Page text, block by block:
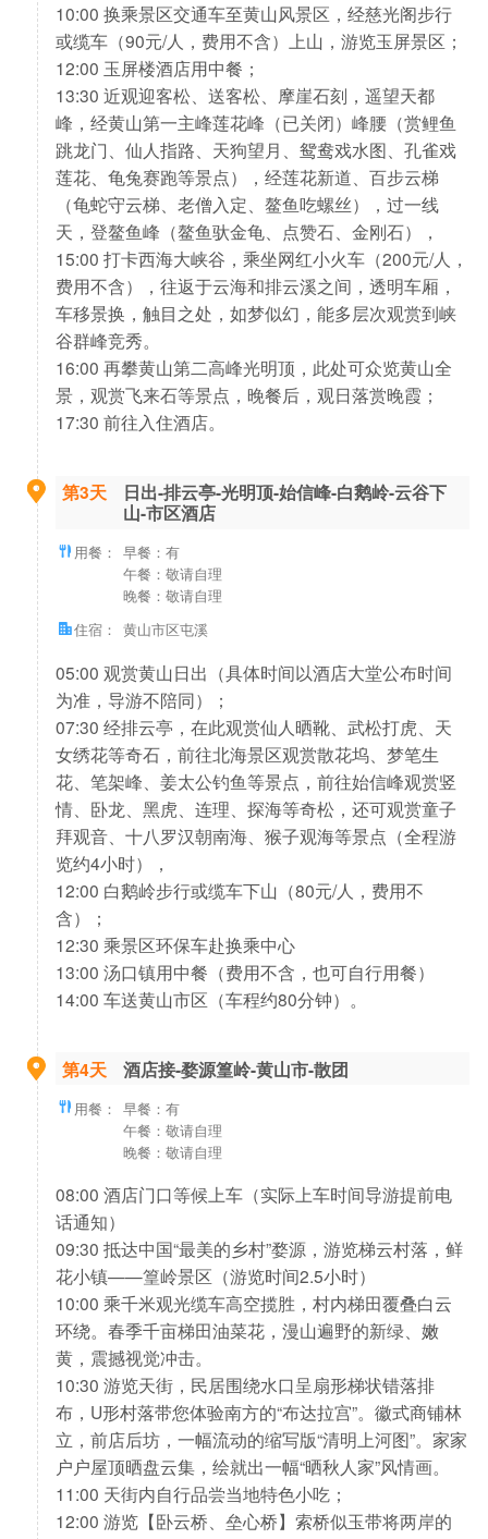
10:00 换乘景区交通车至黄山风景区，经慈光阁步行
或缆车（90元/人，费用不含）上山，游览玉屏景区；
12:00 玉屏楼酒店用中餐；
13:30 近观迎客松、送客松、摩崖石刻，遥望天都
峰，经黄山第一主峰莲花峰（已关闭）峰腰（赏鲤鱼
跳龙门、仙人指路、天狗望月、鸳鸯戏水图、孔雀戏
莲花、龟兔赛跑等景点），经莲花新道、百步云梯
（龟蛇守云梯、老僧入定、鳌鱼吃螺丝），过一线
天，登鳌鱼峰（鳌鱼驮金龟、点赞石、金刚石），
15:00 打卡西海大峡谷，乘坐网红小火车（200元/人，
费用不含），往返于云海和排云溪之间，透明车厢，
车移景换，触目之处，如梦似幻，能多层次观赏到峡
谷群峰竞秀。
16:00 再攀黄山第二高峰光明顶，此处可众览黄山全
景，观赏飞来石等景点，晚餐后，观日落赏晚霞；
17:30 前往入住酒店。
第3天
日出-排云亭-光明顶-始信峰-白鹅岭-云谷下
山-市区酒店
用餐： 早餐：有
午餐：敬请自理
晚餐：敬请自理
住宿： 黄山市区屯溪
05:00 观赏黄山日出（具体时间以酒店大堂公布时间
为准，导游不陪同）；
07:30 经排云亭，在此观赏仙人晒靴、武松打虎、天
女绣花等奇石，前往北海景区观赏散花坞、梦笔生
花、笔架峰、姜太公钓鱼等景点，前往始信峰观赏竖
情、卧龙、黑虎、连理、探海等奇松，还可观赏童子
拜观音、十八罗汉朝南海、猴子观海等景点（全程游
览约4小时），
12:00 白鹅岭步行或缆车下山（80元/人，费用不
含）；
12:30 乘景区环保车赴换乘中心
13:00 汤口镇用中餐（费用不含，也可自行用餐）
14:00 车送黄山市区（车程约80分钟）。
第4天 酒店接-婺源篁岭-黄山市-散团
用餐： 早餐：有
午餐：敬请自理
晚餐：敬请自理
08:00 酒店门口等候上车（实际上车时间导游提前电
话通知）
09:30 抵达中国“最美的乡村”婺源，游览梯云村落，鲜
花小镇——篁岭景区（游览时间2.5小时）
10:00 乘千米观光缆车高空揽胜，村内梯田覆叠白云
环绕。春季千亩梯田油菜花，漫山遍野的新绿、嫩
黄，震撼视觉冲击。
10:30 游览天街，民居围绕水口呈扇形梯状错落排
布，U形村落带您体验南方的“布达拉宫”。徽式商铺林
立，前店后坊，一幅流动的缩写版“清明上河图”。家家
户户屋顶晒盘云集，绘就出一幅“晒秋人家”风情画。
11:00 天街内自行品尝当地特色小吃；
12:00 游览【卧云桥、垒心桥】索桥似玉带将两岸的